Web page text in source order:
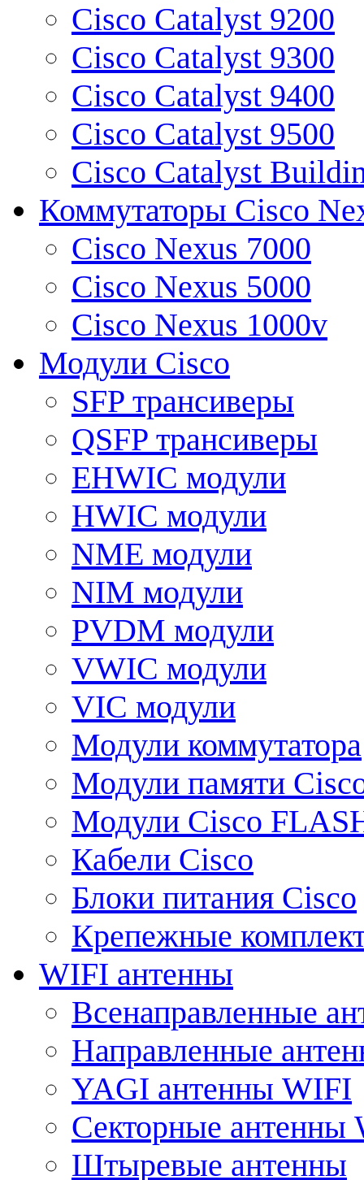
Cisco Catalyst 9200
Cisco Catalyst 9300
Cisco Catalyst 9400
Cisco Catalyst 9500
Cisco Catalyst
Коммутаторы Cisco
Cisco Nexus 7000
Cisco Nexus 5000
Cisco Nexus 1000v
Модули Cisco
SFP трансиверы
QSFP трансиверы
EHWIC модули
HWIC модули
NME модули
NIM модули
PVDM модули
VWIC модули
VIC модули
Модули коммутатора
Модули памяти
Модули Cisco
Кабели Cisco
Блоки питания Cisco
Крепежные
WIFI антенны
Всенаправленные
Направленные
YAGI антенны WIFI
Секторные антенны
Штыревые антенны